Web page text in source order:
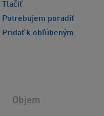
Potrebujem poradiť
Tlačiť
Pridať k obľúbeným
Objem